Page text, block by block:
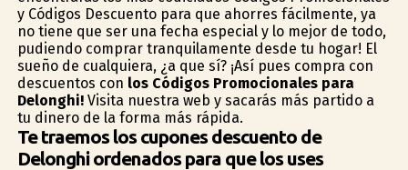
y Códigos Descuento para que ahorres fácilmente, ya
no tiene que ser una fecha especial y lo mejor de todo,
pudiendo comprar tranquilamente desde tu hogar! El
sueño de cualquiera, ¿a que sí? ¡Así pues compra con
descuentos con los Códigos Promocionales para
Delonghi!Visita nuestra web y sacarás más partido a
tu dinero de la forma más rápida.
Te traemos los cupones descuento de
Delonghi ordenados para que los uses